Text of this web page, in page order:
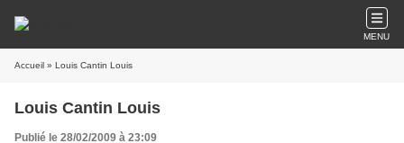
MENU
Accueil » Louis Cantin Louis
Louis Cantin Louis
Publié le 28/02/2009 à 23:09